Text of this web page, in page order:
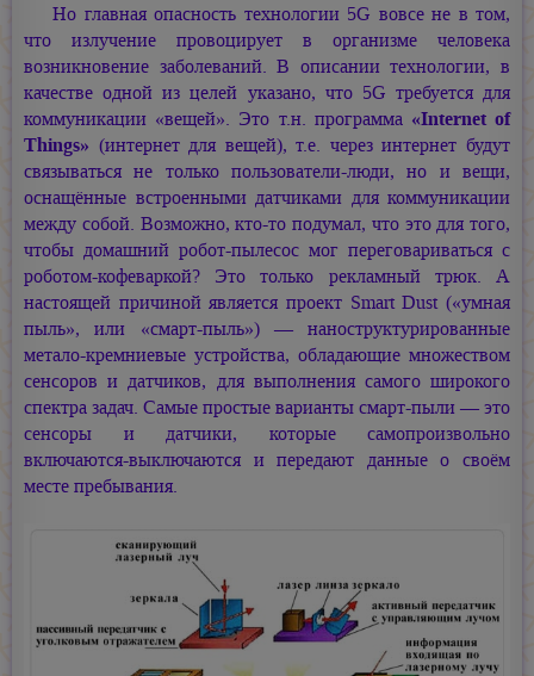
Но главная опасность технологии 5G вовсе не в том,
что излучение провоцирует в организме человека
возникновение заболеваний. В описании технологии, в
качестве одной из целей указано, что 5G требуется для
коммуникации «вещей». Это т.н. программа «Internet of
Things» (интернет для вещей), т.е. через интернет будут
связываться не только пользователи-люди, но и вещи,
оснащённые встроенными датчиками для коммуникации
между собой. Возможно, кто-то подумал, что это для того,
чтобы домашний робот-пылесос мог переговариваться с
роботом-кофеваркой? Это только рекламный трюк. А
настоящей причиной является проект Smart Dust («умная
пыль», или «смарт-пыль») — наноструктурированные
метало-кремниевые устройства, обладающие множеством
сенсоров и датчиков, для выполнения самого широкого
спектра задач. Самые простые варианты смарт-пыли — это
сенсоры и датчики, которые самопроизвольно
включаются-выключаются и передают данные о своём
месте пребывания.